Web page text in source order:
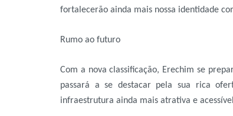
fortalecerão ainda mais nossa identidade
Rumo ao futuro
Com a nova classificação, Erechim se
passará a se destacar pela sua rica
infraestrutura ainda mais atrativa e